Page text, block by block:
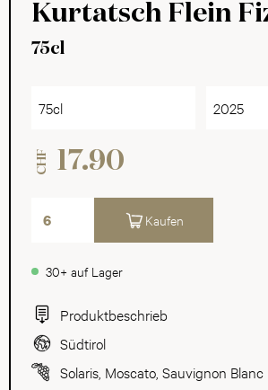
Kurtatsch Flein
75cl
Produktbeschrieb
Südtirol
Solaris Moscato Sauvignon Blanc
75cl 2025
30+ auf Lager
CHF 17.90
Kaufen